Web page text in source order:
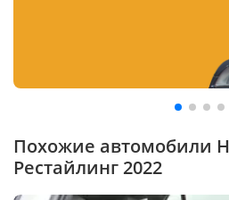
Похожие автомобили
Рестайлинг 2022